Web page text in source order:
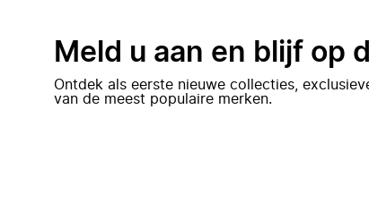
Meld u aan en blijf op
Ontdek als eerste nieuwe collecties,
van de meest populaire merken.